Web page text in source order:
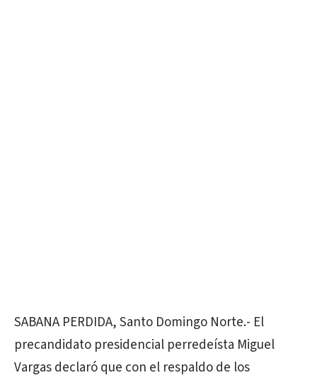
SABANA PERDIDA, Santo Domingo Norte.- El
precandidato presidencial perredeísta Miguel
Vargas declaró que con el respaldo de los